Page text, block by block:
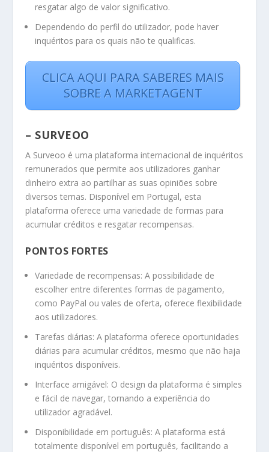
resgatar algo de valor significativo.
Dependendo do perfil do utilizador, pode haver
inquéritos para os quais não te qualificas.
CLICA AQUI PARA SABERES MAIS
SOBRE A MARKETAGENT
– SURVEOO
A Surveoo é uma plataforma internacional de inquéritos
remunerados que permite aos utilizadores ganhar
dinheiro extra ao partilhar as suas opiniões sobre
diversos temas. Disponível em Portugal, esta
plataforma oferece uma variedade de formas para
acumular créditos e resgatar recompensas.
PONTOS FORTES
Variedade de recompensas: A possibilidade de
escolher entre diferentes formas de pagamento,
como PayPal ou vales de oferta, oferece flexibilidade
aos utilizadores.
Tarefas diárias: A plataforma oferece oportunidades
diárias para acumular créditos, mesmo que não haja
inquéritos disponíveis.
Interface amigável: O design da plataforma é simples
e fácil de navegar, tornando a experiência do
utilizador agradável.
Disponibilidade em português: A plataforma está
totalmente disponível em português, facilitando a